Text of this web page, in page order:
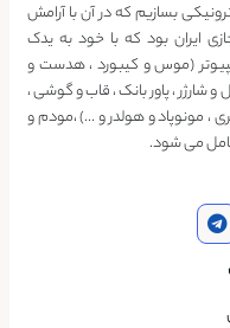
بسازیم که در آن با آرامش
ایران بود که با خود به یدک
(موس و کیبورد ، هدست و
شارژر ، پاور بانک ، قاب و گوشی ،
مونوپاد و هولدر و …) ،مودم و
شامل می شود.